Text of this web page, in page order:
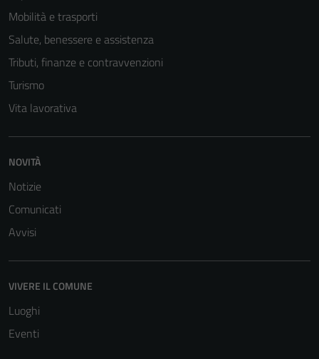
Mobilità e trasporti
Salute, benessere e assistenza
Tributi, finanze e contravvenzioni
Turismo
Vita lavorativa
NOVITÀ
Notizie
Comunicati
Avvisi
VIVERE IL COMUNE
Luoghi
Eventi